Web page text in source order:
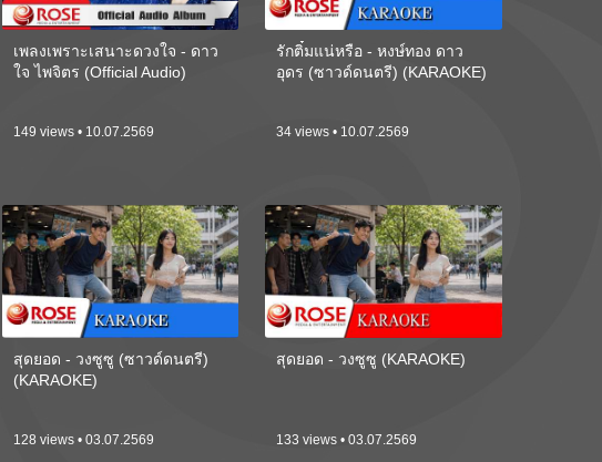
เพลงเพราะเสนาะดวงใจ - ดาว
ใจ ไพจิตร (Official Audio)
149 views • 10.07.2569
รักติ๋มแน่หรือ - หงษ์ทอง ดาว
อุดร (ซาวด์ดนตรี) (KARAOKE)
34 views • 10.07.2569
สุดยอด - วงซูซู (ซาวด์ดนตรี)
(KARAOKE)
128 views • 03.07.2569
สุดยอด - วงซูซู (KARAOKE)
133 views • 03.07.2569